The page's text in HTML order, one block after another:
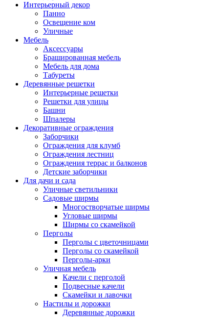
Интерьерный декор
Панно
Освещение ком
Уличные
Мебель
Аксессуары
Брашированная мебель
Мебель для дома
Табуреты
Деревянные решетки
Интерьерные решетки
Решетки для улицы
Башни
Шпалеры
Декоративные ограждения
Заборчики
Ограждения для клумб
Ограждения лестниц
Ограждения террас и балконов
Детские заборчики
Для дачи и сада
Уличные светильники
Садовые ширмы
Многостворчатые ширмы
Угловые ширмы
Ширмы со скамейкой
Перголы
Перголы с цветочницами
Перголы со скамейкой
Перголы-арки
Уличная мебель
Качели с перголой
Подвесные качели
Скамейки и лавочки
Настилы и дорожки
Деревянные дорожки